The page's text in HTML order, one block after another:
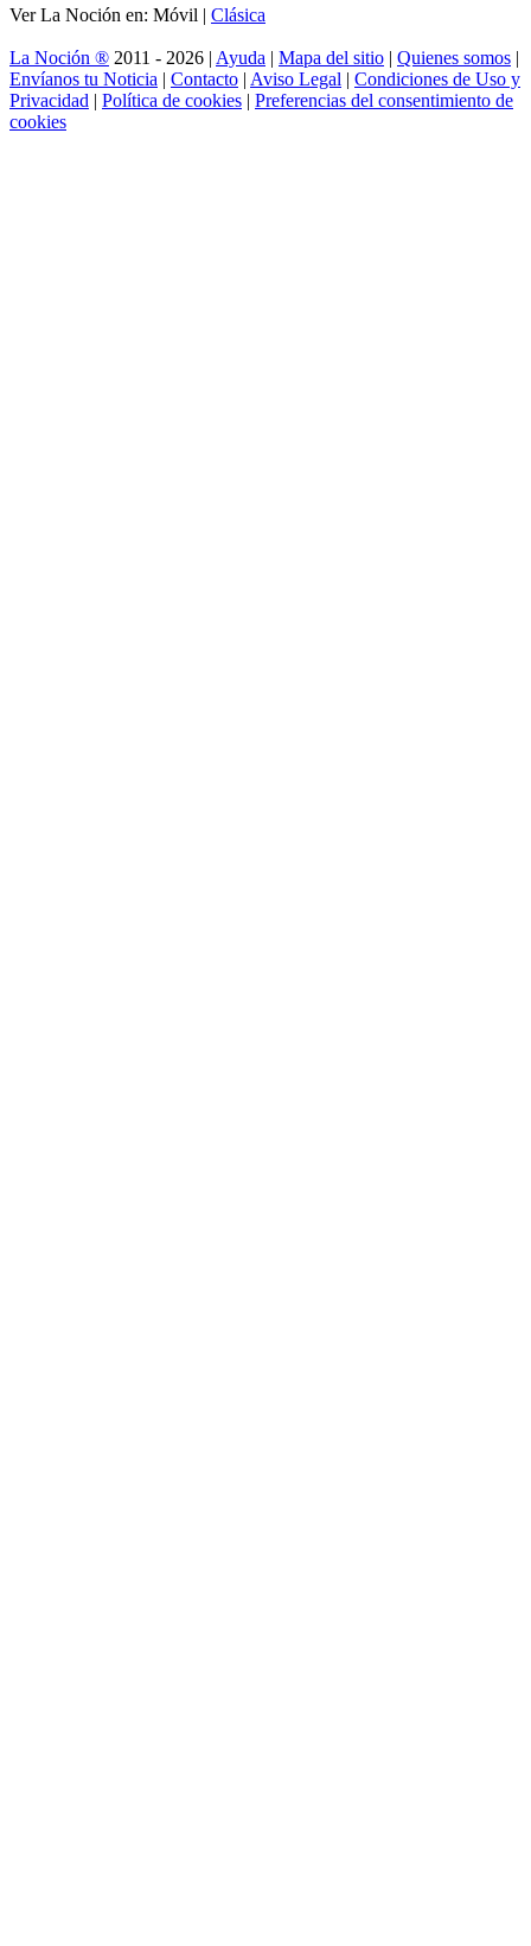
Ver La Noción en: Móvil | Clásica
La Noción ® 2011 - 2026 | Ayuda | Mapa del sitio | Quienes somos |
Envíanos tu Noticia | Contacto | Aviso Legal | Condiciones de Uso y
Privacidad | Política de cookies | Preferencias del consentimiento de
cookies